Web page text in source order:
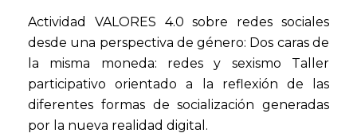
Actividad VALORES 4.0 sobre redes sociales
desde una perspectiva de género: Dos caras de
la misma moneda: redes y sexismo Taller
participativo orientado a la reflexión de las
diferentes formas de socialización generadas
por la nueva realidad digital.